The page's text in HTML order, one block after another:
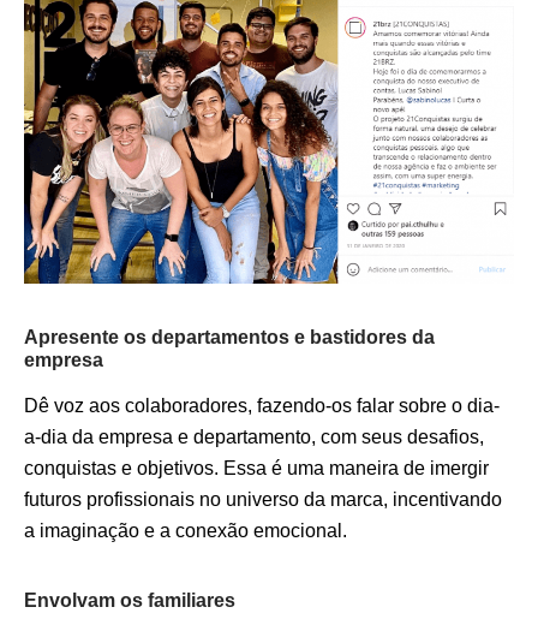
Apresente os departamentos e bastidores da
empresa
Dê voz aos colaboradores, fazendo-os falar sobre o dia-
a-dia da empresa e departamento, com seus desafios,
conquistas e objetivos. Essa é uma maneira de imergir
futuros profissionais no universo da marca, incentivando
a imaginação e a conexão emocional.
Envolvam os familiares